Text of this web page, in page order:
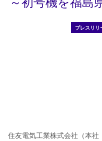
プレスリリ
住友電気工業株式会社（本